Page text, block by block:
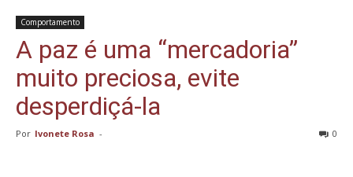
Comportamento
A paz é uma “mercadoria”
muito preciosa, evite
desperdiçá-la
Por Ivonete Rosa - 0